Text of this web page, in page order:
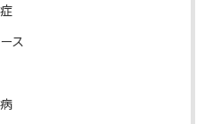
ス